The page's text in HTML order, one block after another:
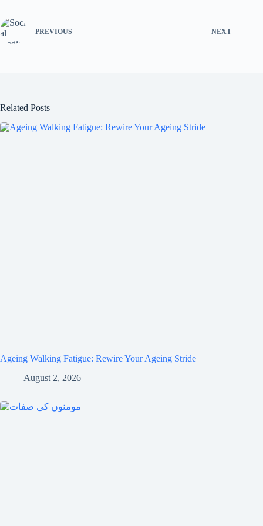
ok r
PREVIOUS NEXT
Related Posts
Ageing Walking Fatigue: Rewire Your Ageing Stride
August 2, 2026